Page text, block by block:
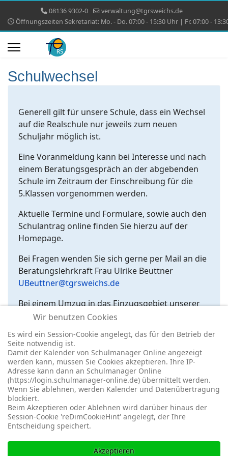
08136 9302-0
verwaltung@tgrsweichs.de
Öffnungszeiten Sekretariat: Mo. - Do. 07:00 - 15:30 Uhr | Fr. 07:00 -
Schulwechsel
Generell gilt für unsere Schule, dass ein Wechsel
auf die Realschule nur jeweils zum neuen
Schuljahr möglich ist.
Eine Voranmeldung kann bei Interesse und nach
einem Beratungsgespräch an der abgebenden
Schule im Zeitraum der Einschreibung für die
5.Klassen vorgenommen werden.
Aktuelle Termine und Formulare, sowie auch den
Schulantrag online finden Sie hierzu auf der
Homepage.
Bei Fragen wenden Sie sich gerne per Mail an die
Beratungslehrkraft Frau Ulrike Beuttner
UBeuttner@tgrsweichs.de
Bei einem Umzug in das Einzugsgebiet unserer
Realschule wenden Sie sich bitte an das
© 2026 -
Einstellungen-Redaktionslogin
Wir benutzen Cookies
Es wird ein Session-Cookie angelegt, das für den Betrieb der
Seite notwendig ist.
Damit der Kalender von Schulmanager Online angezeigt
werden kann, müssen Sie Cookies akzeptieren. Ihre IP-
Adresse kann dann an Schulmanager Online
(https://login.schulmanager-online.de) übermittelt werden.
Wenn Sie ablehnen, werden Kalender und Datenübertragung
blockiert.
Beim Akzeptieren oder Ablehnen wird darüber hinaus der
Session-Cookie 'reDimCookieHint' angelegt, der Ihre
Entscheidung speichert.
Akzeptieren